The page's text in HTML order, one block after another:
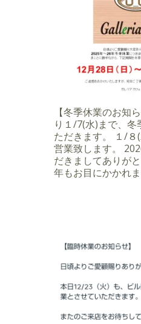
【冬季休業のお知
り１/7(水)まで、
ただきます。 １/８
営業致します。
だきましてありが
年もお目にかかれ